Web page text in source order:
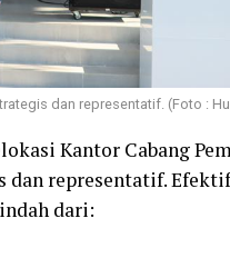
dan representatif. (Foto :
Kantor Cabang
dan representatif.
dari: